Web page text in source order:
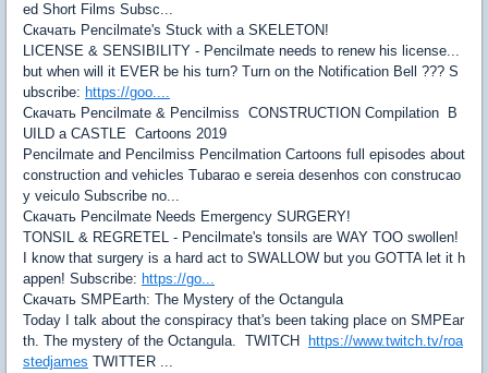
ed Short Films Subsc...
Скачать Pencilmate's Stuck with a SKELETON!
LICENSE & SENSIBILITY - Pencilmate needs to renew his license...
but when will it EVER be his turn? Turn on the Notification Bell ??? S
ubscribe: https://goo....
Скачать Pencilmate & Pencilmiss CONSTRUCTION Compilation B
UILD a CASTLE Cartoons 2019
Pencilmate and Pencilmiss Pencilmation Cartoons full episodes about
construction and vehicles Tubarao e sereia desenhos con construcao
y veiculo Subscribe no...
Скачать Pencilmate Needs Emergency SURGERY!
TONSIL & REGRETEL - Pencilmate's tonsils are WAY TOO swollen!
I know that surgery is a hard act to SWALLOW but you GOTTA let it h
appen! Subscribe: https://go...
Скачать SMPEarth: The Mystery of the Octangula
Today I talk about the conspiracy that's been taking place on SMPEar
th. The mystery of the Octangula. TWITCH
https://www.twitch.tv/roa
stedjames TWITTER ...